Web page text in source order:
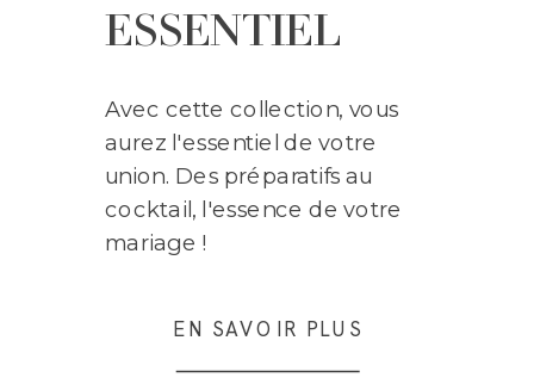
EN SAVOIR PLUS
Avec cette collection, vous
aurez l'essentiel de votre
union. Des préparatifs au
cocktail, l'essence de votre
mariage !
ESSENTIEL